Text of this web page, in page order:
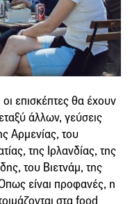
επισκέπτες θα έχουν
άλλων, γεύσεις
Αρμενίας, του
της Ιρλανδίας, της
του Βιετνάμ, της
είναι προφανές, η
στα food